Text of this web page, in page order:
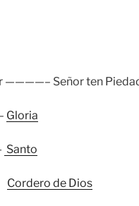
————– Señor ten
Gloria
Santo
Cordero de Dios